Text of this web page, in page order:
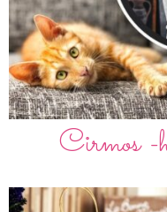
Cirmos -